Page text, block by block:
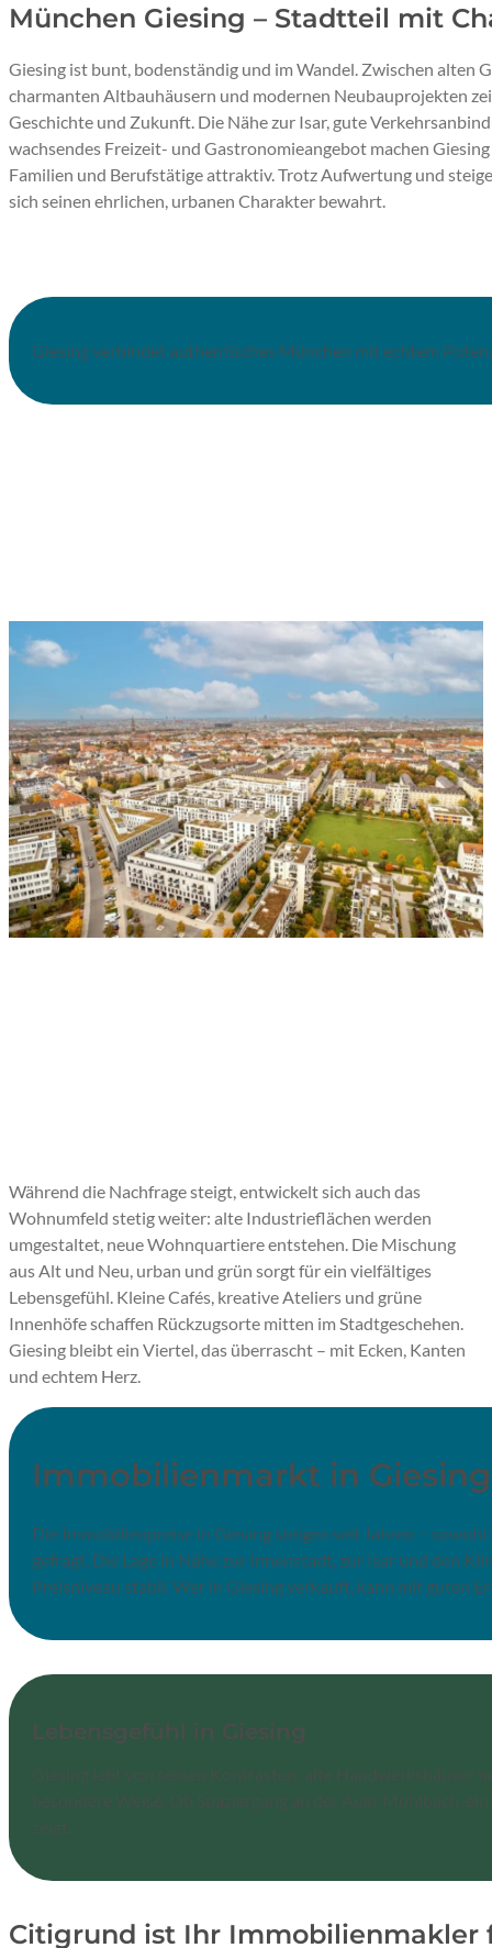
München Giesing – Stadtteil mit
Giesing ist bunt, bodenständig und im Wandel. Zwischen alten
charmanten Altbauhäusern und modernen Neubauprojekten
Geschichte und Zukunft. Die Nähe zur Isar, gute
wachsendes Freizeit- und Gastronomieangebot machen
Familien und Berufstätige attraktiv. Trotz Aufwertung und
sich seinen ehrlichen, urbanen Charakter bewahrt.
Giesing verbindet authentisches München mit echtem
Während die Nachfrage steigt, entwickelt sich auch das
Wohnumfeld stetig weiter: alte Industrieflächen werden
umgestaltet, neue Wohnquartiere entstehen. Die Mischung
aus Alt und Neu, urban und grün sorgt für ein vielfältiges
Lebensgefühl. Kleine Cafés, kreative Ateliers und grüne
Innenhöfe schaffen Rückzugsorte mitten im Stadtgeschehen.
Giesing bleibt ein Viertel, das überrascht – mit Ecken, Kanten
und echtem Herz.
Immobilienmarkt in Giesing
Die Immobilienpreise in Giesing steigen seit Jahren –
gefragt. Die Lage in Nähe zur Innenstadt, zur Isar und den
Preisniveau stabil. Wer in Giesing verkauft, kann mit guten
Lebensgefühl in Giesing
Giesing lebt von seinen Kontrasten: alte Handwerkshäuser
besondere Weise. Ob Spaziergang an der Auer Mühlbach,
zeigt.
Citigrund ist Ihr Immobilienmakler